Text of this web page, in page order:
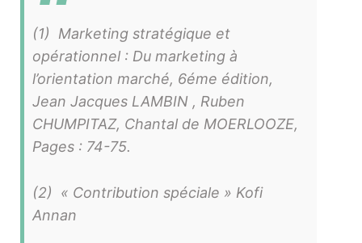
(1) Marketing stratégique et
opérationnel : Du marketing à
l’orientation marché, 6éme édition,
Jean Jacques LAMBIN , Ruben
CHUMPITAZ, Chantal de MOERLOOZE,
Pages : 74-75.
(2) « Contribution spéciale » Kofi
Annan